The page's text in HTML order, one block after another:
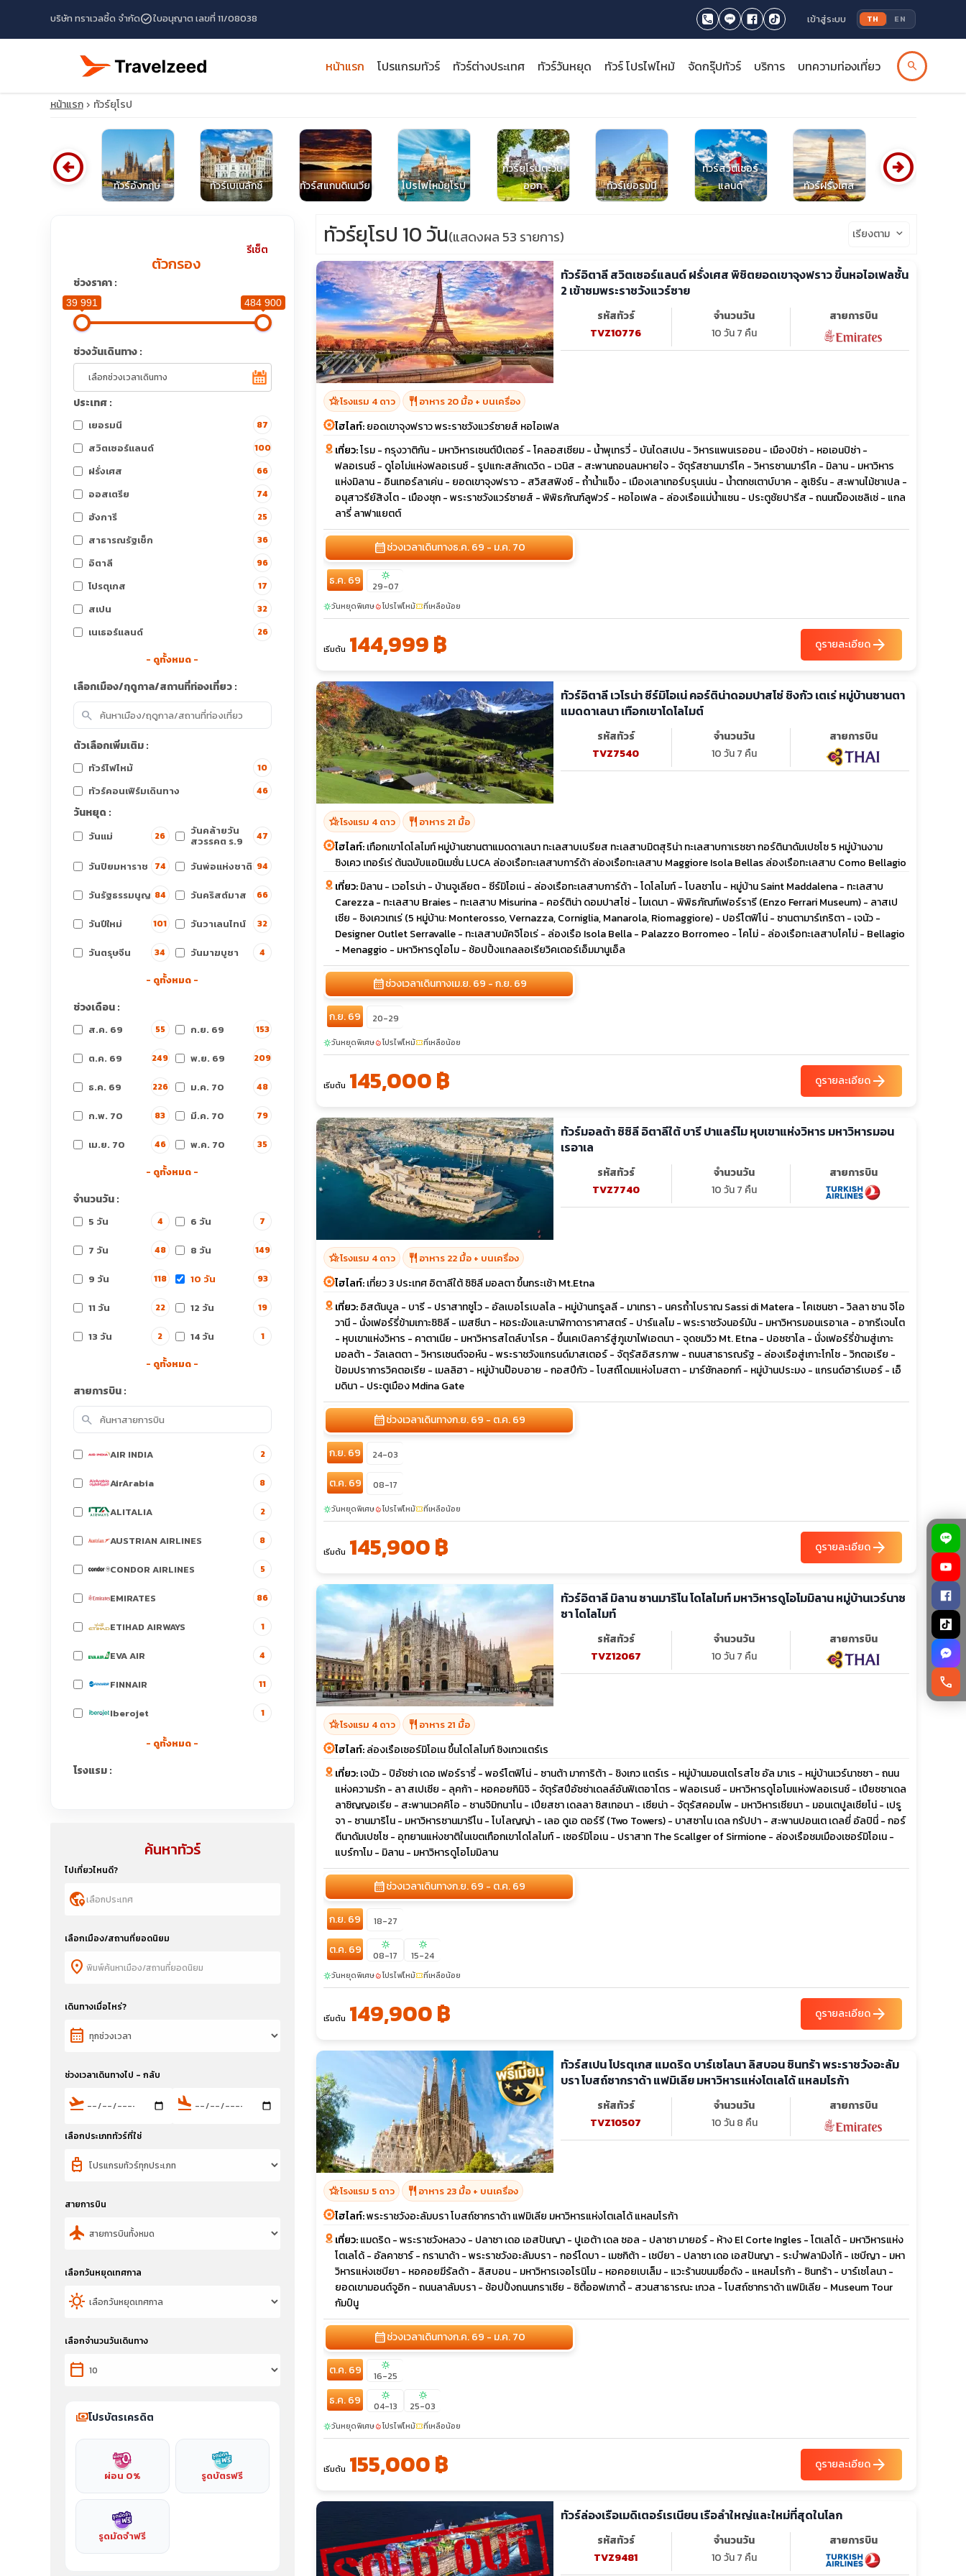
บริษัท ทราเวลซี้ด จำกัดcheck_circleใบอนุญาต เลขที่ 11/08038 เข้าสู่ระบบ TH EN
หน้าแรก โปรแกรมทัวร์ ทัวร์ต่างประเทศ ทัวร์วันหยุด ทัวร์ โปรไฟไหม้ จัดกรุ๊ปทัวร์ บริการ บทความท่องเที่ยว search
close
หน้าแรก ทัวร์ยุโรป
ทัวร์เนเธอร์แลนด์ ทัวร์อังกฤษ ทัวร์เบเนลักซ์ ทัวร์สแกนดิเนเวีย โปรไฟไหม้ยุโรป
ทัวร์ยุโรปตะวัน
ออก
ทัวร์เยอรมนี
ทัวร์สวิตเซอร์
แลนด์
ทัวร์ฝรั่งเศส ทัวร์ออสเตรีย
arrow_circle_left arrow_circle_right
รีเซ็ต
ตัวกรอง
ช่วงราคา :
39 991 484 900
ช่วงวันเดินทาง :
ประเทศ :
เยอรมนี 87
สวิตเซอร์แลนด์ 100
ฝรั่งเศส 66
ออสเตรีย 74
ฮังการี 25
สาธารณรัฐเช็ก 36
อิตาลี 96
โปรตุเกส 17
สเปน 32
เนเธอร์แลนด์ 26
- ดูทั้งหมด -
เลือกเมือง/ฤดูกาล/สถานที่ท่องเที่ยว :
search
ตัวเลือกเพิ่มเติม :
ทัวร์ไฟไหม้ 10
ทัวร์คอนเฟิร์มเดินทาง 46
วันหยุด :
วันแม่ 26 วันคล้ายวัน
สวรรคต ร.9 47
วันปิยมหาราช 74 วันพ่อแห่งชาติ 94
วันรัฐธรรมนูญ 84 วันคริสต์มาส 66
วันปีใหม่ 101 วันวาเลนไทน์ 32
วันตรุษจีน 34 วันมาฆบูชา 4
- ดูทั้งหมด -
ช่วงเดือน :
ส.ค. 69 55 ก.ย. 69 153
ต.ค. 69 249 พ.ย. 69 209
ธ.ค. 69 226 ม.ค. 70 48
ก.พ. 70 83 มี.ค. 70 79
เม.ย. 70 46 พ.ค. 70 35
- ดูทั้งหมด -
จำนวนวัน :
5 วัน 4 6 วัน 7
7 วัน 48 8 วัน 149
9 วัน 118 10 วัน 93
11 วัน 22 12 วัน 19
13 วัน 2 14 วัน 1
- ดูทั้งหมด -
สายการบิน :
search
AIR INDIA 2
AirArabia 8
ALITALIA 2
AUSTRIAN AIRLINES 8
CONDOR AIRLINES 5
EMIRATES 86
ETIHAD AIRWAYS 1
EVA AIR 4
FINNAIR 11
Iberojet 1
- ดูทั้งหมด -
โรงแรม :
ค้นหาทัวร์
ไปเที่ยวไหนดี?
globe_location_pin
เลือกเมือง/สถานที่ยอดนิยม
location_on
เดินทางเมื่อไหร่?
calendar_month
ช่วงเวลาเดินทางไป - กลับ
flight_takeoff flight_land
เลือกประเภททัวร์ที่ใช่
travel_luggage_and_bags
สายการบิน
flight
เลือกวันหยุดเทศกาล
sunny
เลือกจำนวนวันเดินทาง
calendar_today
paymentsโปรบัตรเครดิต
ผ่อน 0% รูดบัตรฟรี
รูดมัดจำฟรี
ทัวร์ยุโรป 10 วัน(แสดงผล 53 รายการ) เรียงตาม keyboard_arrow_down
ทัวร์อิตาลี สวิตเซอร์แลนด์ ฝรั่งเศส พิชิตยอดเขาจุงฟราว ขึ้นหอไอเฟลชั้น
2 เข้าชมพระราชวังแวร์ซาย
รหัสทัวร์
TVZ10776
จำนวนวัน
10 วัน 7 คืน
สายการบิน
hotel_classโรงแรม 4 ดาว restaurant อาหาร 20 มื้อ + บนเครื่อง
ไฮไลท์:ยอดเขาจุงฟราว พระราชวังแวร์ซายส์ หอไอเฟล
เที่ยว:โรม - กรุงวาติกัน - มหาวิหารเซนต์ปีเตอร์ - โคลอสเซียม - น้ำพุเทรวี่ - บันไดสเปน - วิหารแพนเรออน - เมืองปิซ่า - หอเอนปิซ่า -
ฟลอเรนซ์ - ดูโอโม่แห่งฟลอเรนซ์ - รูปแกะสลักเดวิด - เวนิส - สะพานถอนลมหายใจ - จัตุรัสซานมาร์โค - วิหารซานมาร์โค - มิลาน - มหาวิหาร
แห่งมิลาน - อินเทอร์ลาเค่น - ยอดเขาจุงฟราว - สวิสสฟิงซ์ - ถ้ำน้ำแข็ง - เมืองเลาเทอร์บรุนเน่น - น้ำตกชเตาบ์บาค - ลูเซิร์น - สะพานไม้ชาเปล -
อนุสาวรีย์สิงโต - เมืองซุก - พระราชวังแวร์ซายส์ - พิพิธภัณฑ์ลูฟวร์ - หอไอเฟล - ล่องเรือแม่น้ำแซน - ประตูชัยปารีส - ถนนฌ็องเซลิเซ่ - แกล
ลารี่ ลาฟาแยตต์
calendar_monthช่วงเวลาเดินทางธ.ค. 69 - ม.ค. 70
ธ.ค. 69 sunny
29-07
sunnyวันหยุดพิเศษlocal_fire_departmentโปรไฟไหม้confirmation_numberที่เหลือน้อย
เริ่มต้น 144,999 ฿ ดูรายละเอียดarrow_forward
ทัวร์อิตาลี เวโรน่า ซีร์มิโอเน่ คอร์ติน่าดอมปาสโซ่ ชิงกัว เตเร่ หมู่บ้านซานตา
แมดดาเลนา เทือกเขาโดโลไมต์
รหัสทัวร์
TVZ7540
จำนวนวัน
10 วัน 7 คืน
สายการบิน
hotel_classโรงแรม 4 ดาว restaurant อาหาร 21 มื้อ
ไฮไลท์:เทือกเขาโดโลไมท์ หมู่บ้านซานตาแมดดาเลนา ทะเลสาบเบรียส ทะเลสาบมิตสุริน่า ทะเลสาบกาเรซซา กอร์ตินาดัมเปซโซ 5 หมู่บ้านงาม
ซิงเคว เทอร์เร่ ต้นฉบับแอนิเมชั่น LUCA ล่องเรือทะเลสาบการ์ด้า ล่องเรือทะเลสาบ Maggiore Isola Bellas ล่องเรือทะเลสาบ Como Bellagio
เที่ยว:มิลาน - เวอโรน่า - บ้านจูเลียต - ซีร์มิโอเน่ - ล่องเรือทะเลสาบการ์ด้า - โดโลไมท์ - โบลชาโน - หมู่บ้าน Saint Maddalena - ทะเลสาบ
Carezza - ทะเลสาบ Braies - ทะเลสาบ Misurina - คอร์ติน่า ดอมปาสโซ่ - โมเดนา - พิพิธภัณฑ์เฟอร์รารี (Enzo Ferrari Museum) - ลาสเป
เซีย - ชิงเควเทเร่ (5 หมู่บ้าน: Monterosso, Vernazza, Corniglia, Manarola, Riomaggiore) - ปอร์โตฟิโน่ - ซานตามาร์เกริตา - เจนัว -
Designer Outlet Serravalle - ทะเลสาบมัคจิโอเร่ - ล่องเรือ Isola Bella - Palazzo Borromeo - โคโม่ - ล่องเรือทะเลสาบโคโม่ - Bellagio
- Menaggio - มหาวิหารดูโอโม - ช้อปปิ้งแกลลอเรียวิคเตอร์เอ็มมานูเอ็ล
calendar_monthช่วงเวลาเดินทางเม.ย. 69 - ก.ย. 69
ก.ย. 69 20-29
sunnyวันหยุดพิเศษlocal_fire_departmentโปรไฟไหม้confirmation_numberที่เหลือน้อย
เริ่มต้น 145,000 ฿ ดูรายละเอียดarrow_forward
ทัวร์มอลต้า ซิซิลี อิตาลีใต้ บารี ปาแลร์โม หุบเขาแห่งวิหาร มหาวิหารมอน
เรอาเล
รหัสทัวร์
TVZ7740
จำนวนวัน
10 วัน 7 คืน
สายการบิน
hotel_classโรงแรม 4 ดาว restaurant อาหาร 22 มื้อ + บนเครื่อง
ไฮไลท์:เที่ยว 3 ประเทศ อิตาลีใต้ ซิซิลี มอลตา ขึ้นกระเช้า Mt.Etna
เที่ยว:อิสตันบูล - บารี - ปราสาทซูโว - อัลเบอโรเบลโล - หมู่บ้านทรูลลี - มาเทรา - นครถ้ำโบราณ Sassi di Matera - โคเซนซา - วิลลา ซาน จิโอ
วานี - นั่งเฟอร์รี่ข้ามเกาะซิซิลี - เมสซีนา - หอระฆังและนาฬิกาดาราศาสตร์ - ปาร์แลโม - พระราชวังนอร์มัน - มหาวิหารมอนเรอาเล - อากรีเจนโต
- หุบเขาแห่งวิหาร - คาตาเนีย - มหาวิหารสไตล์บาโรค - ขึ้นเคเบิลคาร์สู่ภูเขาไฟเอตนา - จุดชมวิว Mt. Etna - ปอซซาโล - นั่งเฟอร์รี่ข้ามสู่เกาะ
มอลต้า - วัลเลตตา - วิหารเซนต์จอห์น - พระราชวังแกรนด์มาสเตอร์ - จัตุรัสอิสรภาพ - ถนนสาธารณรัฐ - ล่องเรือสู่เกาะโกโซ - วิกตอเรีย -
ป้อมปราการวิคตอเรีย - เมลลิฮา - หมู่บ้านป๊อบอาย - กอสปีกัว - โบสถ์โดมแห่งโมสตา - มาร์ชักลอกก์ - หมู่บ้านประมง - แกรนด์ฮาร์เบอร์ - เอ็
มดินา - ประตูเมือง Mdina Gate
calendar_monthช่วงเวลาเดินทางก.ย. 69 - ต.ค. 69
ก.ย. 69 24-03
ต.ค. 69 08-17
sunnyวันหยุดพิเศษlocal_fire_departmentโปรไฟไหม้confirmation_numberที่เหลือน้อย
เริ่มต้น 145,900 ฿ ดูรายละเอียดarrow_forward
ทัวร์อิตาลี มิลาน ซานมาริโน โดโลไมท์ มหาวิหารดูโอโมมิลาน หมู่บ้านเวร์นาซ
ซา โดโลไมท์
รหัสทัวร์
TVZ12067
จำนวนวัน
10 วัน 7 คืน
สายการบิน
hotel_classโรงแรม 4 ดาว restaurant อาหาร 21 มื้อ
ไฮไลท์:ล่องเรือเซอร์มิโอเน ขึ้นโดโลไมท์ ชิงเกวแตร์เร
เที่ยว:เจนัว - ปิอัซซ่า เดอ เฟอร์รารี่ - พอร์โตฟิโน่ - ซานต้า มาการิต้า - ชิงเกว แตร์เร - หมู่บ้านมอนเตโรสโซ อัล มาเร - หมู่บ้านเวร์นาซซา - ถนน
แห่งความรัก - ลา สเปเซีย - ลุคก้า - หอคอยกินิจิ - จัตุรัสปีอัซซ่าเดลล์อันฟิเตอาโตร - ฟลอเรนซ์ - มหาวิหารดูโอโมแห่งฟลอเรนซ์ - เปียซซาเดล
ลาซิญญอเรีย - สะพานเวคคิโอ - ซานจิมิกนาโน - เปียสซา เดลลา ซิสเทอนา - เซียน่า - จัตุรัสคอมโพ - มหาวิหารเซียนา - มอนเตปูลเชียโน่ - เปรู
จา - ซานมาริโน - มหาวิหารซานมารีโน - โบโลญญ่า - เลอ ดูเอ ตอร์รี (Two Towers) - บาสซาโน เดล กรัปปา - สะพานปอนเต เดลยี่ อัลปินี่ - กอร์
ตีนาดัมเปซโซ - อุทยานแห่งชาติในเขตเทือกเขาโดโลไมท์ - เซอร์มิโอเน - ปราสาท The Scallger of Sirmione - ล่องเรือชมเมืองเซอร์มิโอเน -
แบร์กาโม - มิลาน - มหาวิหารดูโอโมมิลาน
calendar_monthช่วงเวลาเดินทางก.ย. 69 - ต.ค. 69
ก.ย. 69 18-27
ต.ค. 69 sunny
08-17
sunny
15-24
sunnyวันหยุดพิเศษlocal_fire_departmentโปรไฟไหม้confirmation_numberที่เหลือน้อย
เริ่มต้น 149,900 ฿ ดูรายละเอียดarrow_forward
ทัวร์สเปน โปรตุเกส แมดริด บาร์เซโลนา ลิสบอน ซินทร้า พระราชวังอะลัม
บรา โบสถ์ซากราด้า แฟมิเลีย มหาวิหารแห่งโตเลโด้ แหลมโรก้า
รหัสทัวร์
TVZ10507
จำนวนวัน
10 วัน 8 คืน
สายการบิน
hotel_classโรงแรม 5 ดาว restaurant อาหาร 23 มื้อ + บนเครื่อง
ไฮไลท์:พระราชวังอะลัมบรา โบสถ์ซากราด้า แฟมิเลีย มหาวิหารแห่งโตเลโด้ แหลมโรก้า
เที่ยว:แมดริด - พระราชวังหลวง - ปลาซา เดอ เอสปันญา - ปูเอต้า เดล ซอล - ปลาซา มายอร์ - ห้าง El Corte Ingles - โตเลโด้ - มหาวิหารแห่ง
โตเลโด้ - อัลคาซาร์ - กรานาด้า - พระราชวังอะลัมบรา - กอร์โดบา - เมซกิต้า - เซบียา - ปลาซา เดอ เอสปันญา - ระบำฟลามิงโก้ - เซบีญา - มหา
วิหารแห่งเซบียา - หอคอยฆีรัลด้า - ลิสบอน - มหาวิหารเจอโรนิโม - หอคอยเบเล็ม - แวะร้านขนมชื่อดัง - แหลมโรก้า - ซินทร้า - บาร์เซโลนา -
ยอดเขามอนต์จูอิก - ถนนลาลัมบรา - ช้อปปิ้งถนนกราเซีย - ซิตี้ออฟเกาดี้ - สวนสาธารณะ เกวล - โบสถ์ซากราด้า แฟมิเลีย - Museum Tour
กัมป์นู
calendar_monthช่วงเวลาเดินทางก.ค. 69 - ม.ค. 70
ต.ค. 69 sunny
16-25
ธ.ค. 69 sunny
04-13
sunny
25-03
sunnyวันหยุดพิเศษlocal_fire_departmentโปรไฟไหม้confirmation_numberที่เหลือน้อย
เริ่มต้น 155,000 ฿ ดูรายละเอียดarrow_forward
ทัวร์ล่องเรือเมดิเตอร์เรเนียน เรือลำใหญ่และใหม่ที่สุดในโลก
รหัสทัวร์
TVZ9481
จำนวนวัน
10 วัน 7 คืน
สายการบิน
call